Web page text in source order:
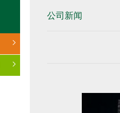
公司新闻